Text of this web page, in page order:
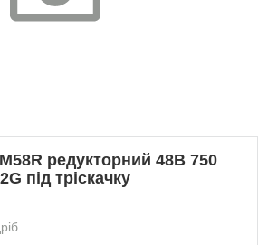
редукторний 48В 750
під тріскачку